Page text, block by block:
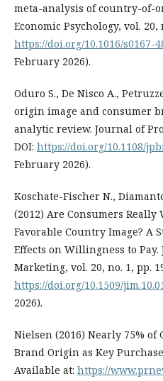
meta-analysis of country-of-
Economic Psychology, vol. 20,
https://doi.org/10.1016/s0167-
February 2026).
Oduro S., De Nisco A.,
origin image and consumer
analytic review. Journal of
DOI: https://doi.org/10.1108/
February 2026).
Koschate-Fischer N.,
(2012) Are Consumers
Favorable Country Image? A
Effects on Willingness to
Marketing, vol. 20, no. 1, pp.
https://doi.org/10.1509/
2026).
Nielsen (2016) Nearly 75% of
Brand Origin as Key
Available at: https://